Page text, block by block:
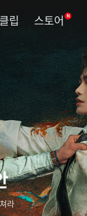
클립 스토어 N
라